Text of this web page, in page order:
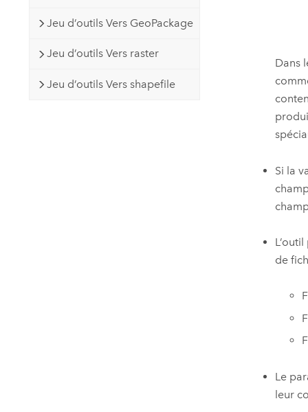
Jeu d’outils Vers GeoPackage
Jeu d’outils Vers raster
Jeu d’outils Vers shapefile
Dans
Si la
de
Le
leur